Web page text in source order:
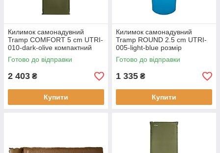
Килимок самонадувний
Tramp COMFORT 5 cm UTRI-
010-dark-olive компактний
для кемпінгу товщина 5 см
матеріал - поліестер
Готово до відправки
2 403 ₴
Купити
Килимок самонадувний
Tramp ROUND 2.5 cm UTRI-
005-light-blue розмір
193x59x2.5 см вага 1.24 кг
для кемпинга і походов
Готово до відправки
1 335 ₴
Купити